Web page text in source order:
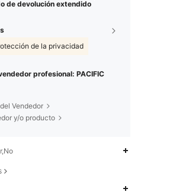
de devolución extendido
de la privacidad
profesional: PACIFIC
Vendedor
y/o producto